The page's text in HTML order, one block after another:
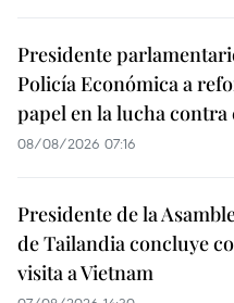
Presidente
Policía Económica a
papel en la lucha
08/08/2026 07:16
Presidente de la
de Tailandia concluye
visita a Vietnam